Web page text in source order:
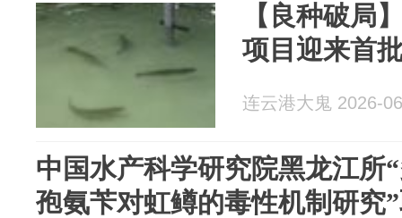
【良种破局
项目迎来首
连云港大鬼 2026-
中国水产科学研究院黑龙江所
孢氨苄对虹鳟的毒性机制研究